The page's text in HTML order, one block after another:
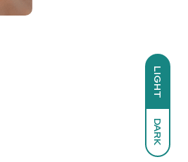
LIGHT
DARK